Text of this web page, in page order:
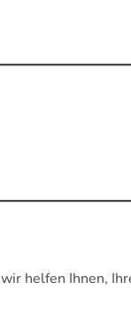
helfen Ihnen,